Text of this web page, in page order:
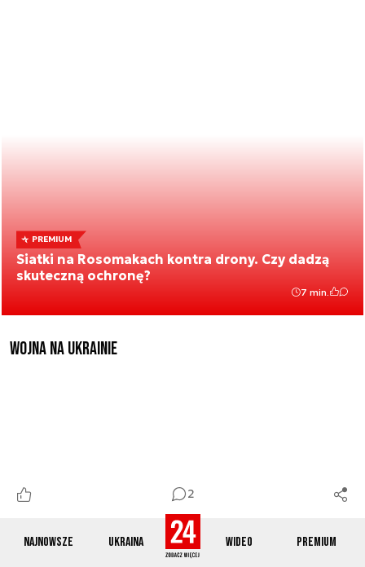
Najnowsze Ukraina Wideo Premium
2
PREMIUM
Siatki na Rosomakach kontra drony. Czy dadzą
skuteczną ochronę?
7 min.
Wojna na Ukrainie